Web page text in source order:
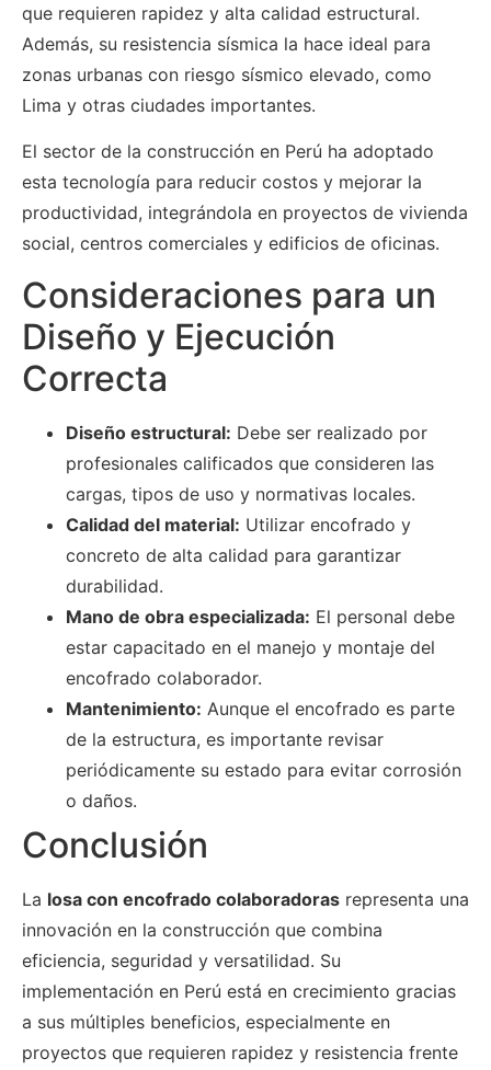
que requieren rapidez y alta calidad estructural.
Además, su resistencia sísmica la hace ideal para
zonas urbanas con riesgo sísmico elevado, como
Lima y otras ciudades importantes.
El sector de la construcción en Perú ha adoptado
esta tecnología para reducir costos y mejorar la
productividad, integrándola en proyectos de vivienda
social, centros comerciales y edificios de oficinas.
Consideraciones para un
Diseño y Ejecución
Correcta
Diseño estructural: Debe ser realizado por
profesionales calificados que consideren las
cargas, tipos de uso y normativas locales.
Calidad del material: Utilizar encofrado y
concreto de alta calidad para garantizar
durabilidad.
Mano de obra especializada: El personal debe
estar capacitado en el manejo y montaje del
encofrado colaborador.
Mantenimiento: Aunque el encofrado es parte
de la estructura, es importante revisar
periódicamente su estado para evitar corrosión
o daños.
Conclusión
La losa con encofrado colaboradoras representa una
innovación en la construcción que combina
eficiencia, seguridad y versatilidad. Su
implementación en Perú está en crecimiento gracias
a sus múltiples beneficios, especialmente en
proyectos que requieren rapidez y resistencia frente